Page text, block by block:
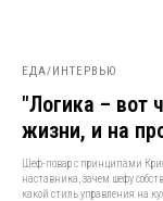
ЕДА/ИНТЕРВЬЮ
"Логика – вот
жизни, и на
Шеф-повар с принципами
наставника, зачем шефу
какой стиль управления на